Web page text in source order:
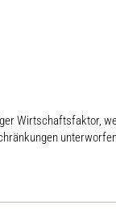
Wirtschaftsfaktor,